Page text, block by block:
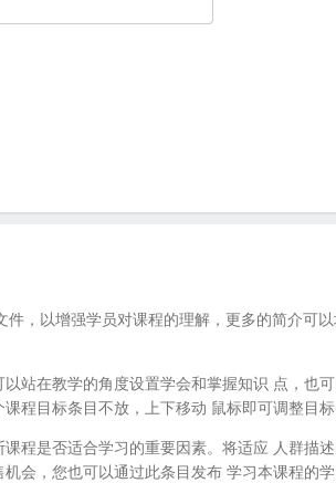
，以增强学员对课程的理解，更多的简介可
站在教学的角度设置学会和掌握知识 点，也
程目标条目不放，上下移动 鼠标即可调整目标
程是否适合学习的重要因素。将适应 人群描
会，您也可以通过此条目发布 学习本课程的